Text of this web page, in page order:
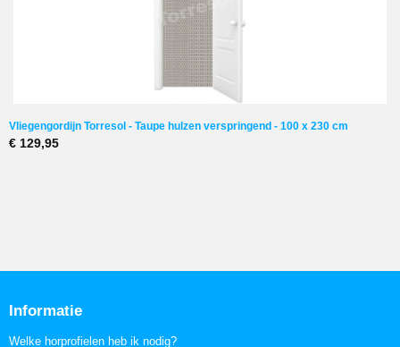
Vliegengordijn Torresol - Taupe hulzen verspringend - 100 x 230 cm
€ 129,95
Informatie
Welke horprofielen heb ik nodig?